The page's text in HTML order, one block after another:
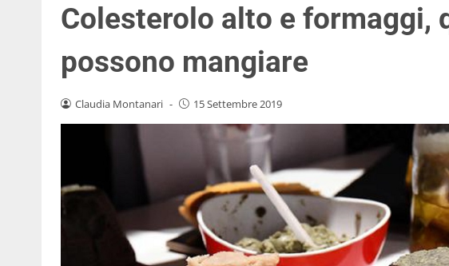
Colesterolo alto e formaggi,
possono mangiare
Claudia Montanari - 15 Settembre 2019